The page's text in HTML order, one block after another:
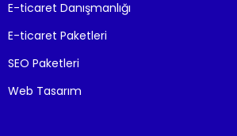
E-ticaret Danışmanlığı
E-ticaret Paketleri
SEO Paketleri
Web Tasarım